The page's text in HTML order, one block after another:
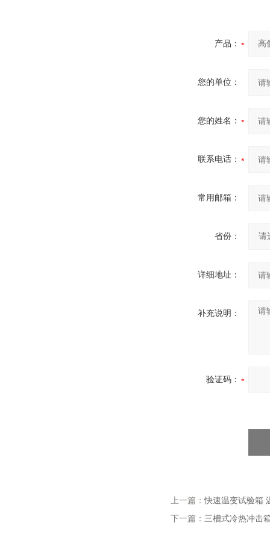
产品：
您的单位：
您的姓名：
联系电话：
常用邮箱：
省份：
详细地址：
补充说明：
验证码：
上一篇：快速温变试验箱
下一篇： 三槽式冷热冲击